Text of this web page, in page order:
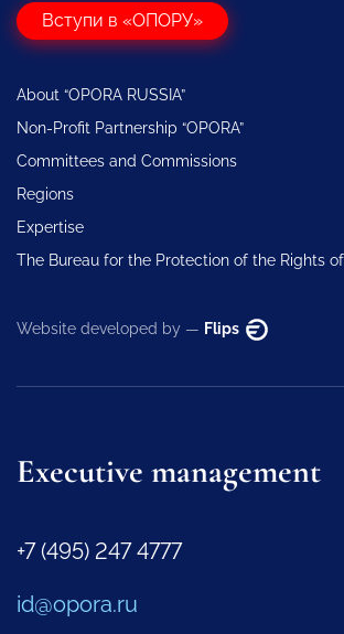
Вступи в «ОПОРУ»
About “OPORA RUSSIA”
Non-Profit Partnership “OPORA”
Committees and Commissions
Regions
Expertise
The Bureau for the Protection of the Rights
Website developed by — Flips
Executive management
+7 (495) 247 4777
id@opora.ru